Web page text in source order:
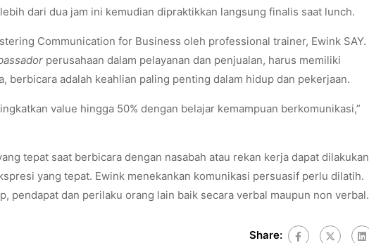
dari dua jam ini kemudian dipraktikkan langsung finalis saat lunch.
Communication for Business oleh professional trainer, Ewink SAY.
perusahaan dalam pelayanan dan penjualan, harus memiliki
berbicara adalah keahlian paling penting dalam hidup dan pekerjaan.
value hingga 50% dengan belajar kemampuan berkomunikasi,”
tepat saat berbicara dengan nasabah atau rekan kerja dapat dilakukan
yang tepat. Ewink menekankan komunikasi persuasif perlu dilatih.
pendapat dan perilaku orang lain baik secara verbal maupun non verbal.
Share: